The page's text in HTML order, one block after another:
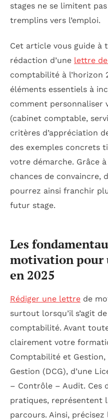
stages ne se limitent
tremplins vers l’emploi.
Cet article vous guide à
rédaction d’une lettre
comptabilité à l’horizon
éléments essentiels à
comment
(cabinet comptable,
critères d’appréciation
des exemples concrets
votre démarche. Grâce
chances de convaincre,
pourrez ainsi franchir
futur stage.
Les
motivation pour
en 2025
Rédiger une lettre de
surtout lorsqu’il s’agit
comptabilité. Avant
clairement votre
Comptabilité et
Gestion (DCG), d’une
– Contrôle – Audit. Ces
pratiques, représentent
parcours. Ainsi,